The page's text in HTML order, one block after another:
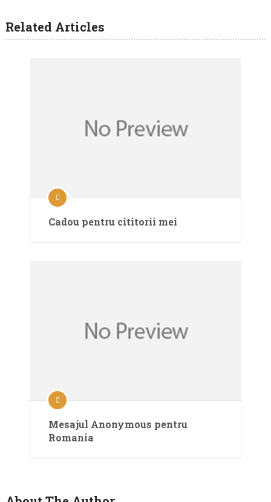
Related Articles
Cadou pentru cititorii mei
Mesajul Anonymous pentru
Romania